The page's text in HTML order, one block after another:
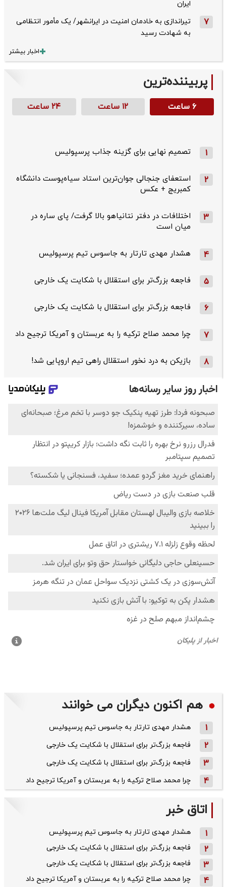
ایران
7
تیراندازی به خادمان امنیت در ایرانشهر/ یک مأمور انتظامی
به شهادت رسید
اخبار بیشتر
پربیننده‌ترین
۶ ساعت ۱۲ ساعت ۲۴ ساعت
1 تصمیم نهایی برای گزینه جذاب پرسپولیس
2
استعفای جنجالی جوان‌ترین استاد سیاه‌پوست دانشگاه
کمبریج + عکس
3
اختلافات در دفتر نتانیاهو بالا گرفت/ پای ساره در
میان است
4 هشدار مهدی تارتار به جاسوس تیم پرسپولیس
5 فاجعه بزرگ‌تر برای استقلال با شکایت یک خارجی
6 فاجعه بزرگ‌تر برای استقلال با شکایت یک خارجی
7 چرا محمد صلاح ترکیه را به عربستان و آمریکا ترجیح داد
8 بازیکن به درد نخور استقلال راهی تیم اروپایی شد!
هم اکنون دیگران می خوانند
1 هشدار مهدی تارتار به جاسوس تیم پرسپولیس
2 فاجعه بزرگ‌تر برای استقلال با شکایت یک خارجی
3 فاجعه بزرگ‌تر برای استقلال با شکایت یک خارجی
4 چرا محمد صلاح ترکیه را به عربستان و آمریکا ترجیح داد
اتاق خبر
1 هشدار مهدی تارتار به جاسوس تیم پرسپولیس
2 فاجعه بزرگ‌تر برای استقلال با شکایت یک خارجی
3 فاجعه بزرگ‌تر برای استقلال با شکایت یک خارجی
4 چرا محمد صلاح ترکیه را به عربستان و آمریکا ترجیح داد